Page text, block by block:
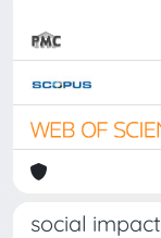
social impact